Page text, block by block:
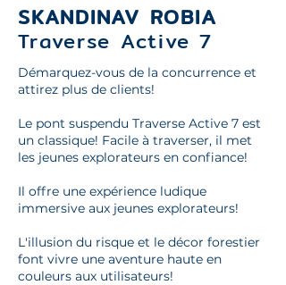
SKANDINAV ROBIA
Traverse Active 7
Démarquez-vous de la concurrence et
attirez plus de clients!
Le pont suspendu Traverse Active 7 est
un classique! Facile à traverser, il met
les jeunes explorateurs en confiance!
Il offre une expérience ludique
immersive aux jeunes explorateurs!
L'illusion du risque et le décor forestier
font vivre une aventure haute en
couleurs aux utilisateurs!